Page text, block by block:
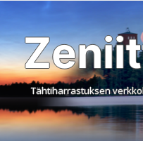
Tähtiharrastuksen